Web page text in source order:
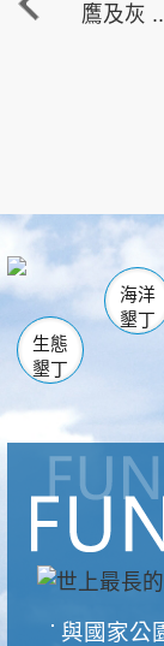
鷹及灰
海生館
恆春
龍
關山
白砂
生態
墾丁
海洋
墾丁
與國家公